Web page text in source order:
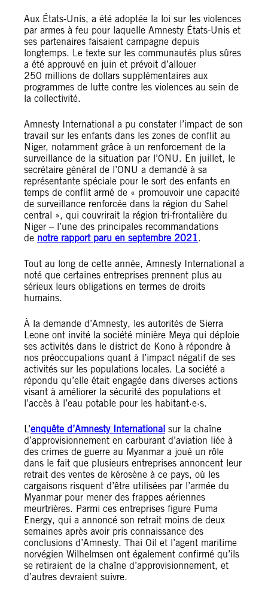
Aux États-Unis, a été adoptée la loi sur les violences
par armes à feu pour laquelle Amnesty États-Unis et
ses partenaires faisaient campagne depuis
longtemps. Le texte sur les communautés plus sûres
a été approuvé en juin et prévoit d’allouer
250 millions de dollars supplémentaires aux
programmes de lutte contre les violences au sein de
la collectivité.
Amnesty International a pu constater l’impact de son
travail sur les enfants dans les zones de conflit au
Niger, notamment grâce à un renforcement de la
surveillance de la situation par l’ONU. En juillet, le
secrétaire général de l’ONU a demandé à sa
représentante spéciale pour le sort des enfants en
temps de conflit armé de « promouvoir une capacité
de surveillance renforcée dans la région du Sahel
central », qui couvrirait la région tri-frontalière du
Niger – l’une des principales recommandations
de notre rapport paru en septembre 2021.
Tout au long de cette année, Amnesty International a
noté que certaines entreprises prennent plus au
sérieux leurs obligations en termes de droits
humains.
À la demande d’Amnesty, les autorités de Sierra
Leone ont invité la société minière Meya qui déploie
ses activités dans le district de Kono à répondre à
nos préoccupations quant à l’impact négatif de ses
activités sur les populations locales. La société a
répondu qu’elle était engagée dans diverses actions
visant à améliorer la sécurité des populations et
l’accès à l’eau potable pour les habitant·e·s.
L’enquête d’Amnesty International sur la chaîne
d’approvisionnement en carburant d’aviation liée à
des crimes de guerre au Myanmar a joué un rôle
dans le fait que plusieurs entreprises annoncent leur
retrait des ventes de kérosène à ce pays, où les
cargaisons risquent d’être utilisées par l’armée du
Myanmar pour mener des frappes aériennes
meurtrières. Parmi ces entreprises figure Puma
Energy, qui a annoncé son retrait moins de deux
semaines après avoir pris connaissance des
conclusions d’Amnesty. Thai Oil et l’agent maritime
norvégien Wilhelmsen ont également confirmé qu’ils
se retiraient de la chaîne d’approvisionnement, et
d’autres devraient suivre.